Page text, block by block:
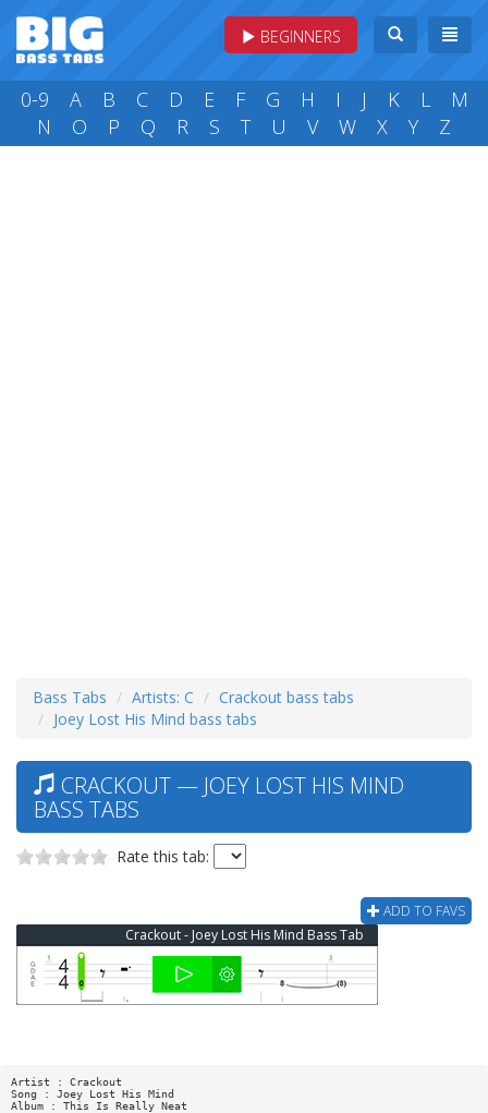
BEGINNERS
0-9 A B C D E F G H I J K L
M
N
O P Q R S T U V W X Y Z
Bass Tabs Artists: C
Crackout bass tabs
Joey Lost His Mind bass tabs
CRACKOUT — JOEY LOST HIS MIND
BASS TABS
Rate this tab:
ADD TO FAVS
Crackout - Joey Lost His Mind Bass Tab
Artist : Crackout
Song : Joey Lost His Mind
Album : This Is Really Neat